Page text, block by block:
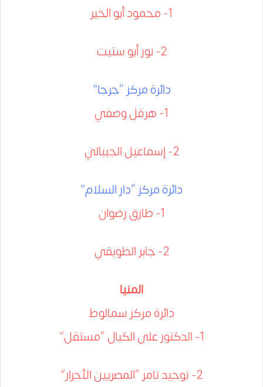
1- محمود أبو الخير
2- نور أبو ستيت
دائرة مركز “جرجا”
1- هرقل وصفي
2- إسماعيل الجيبالي
دائرة مركز “دار السلام”
1- طارق رضوان
2- جابر الطويقي
المنيا
دائرة مركز سمالوط
1- الدكتور على الكيال “مستقل”
2- توحيد تامر “المصريين الأحرار”